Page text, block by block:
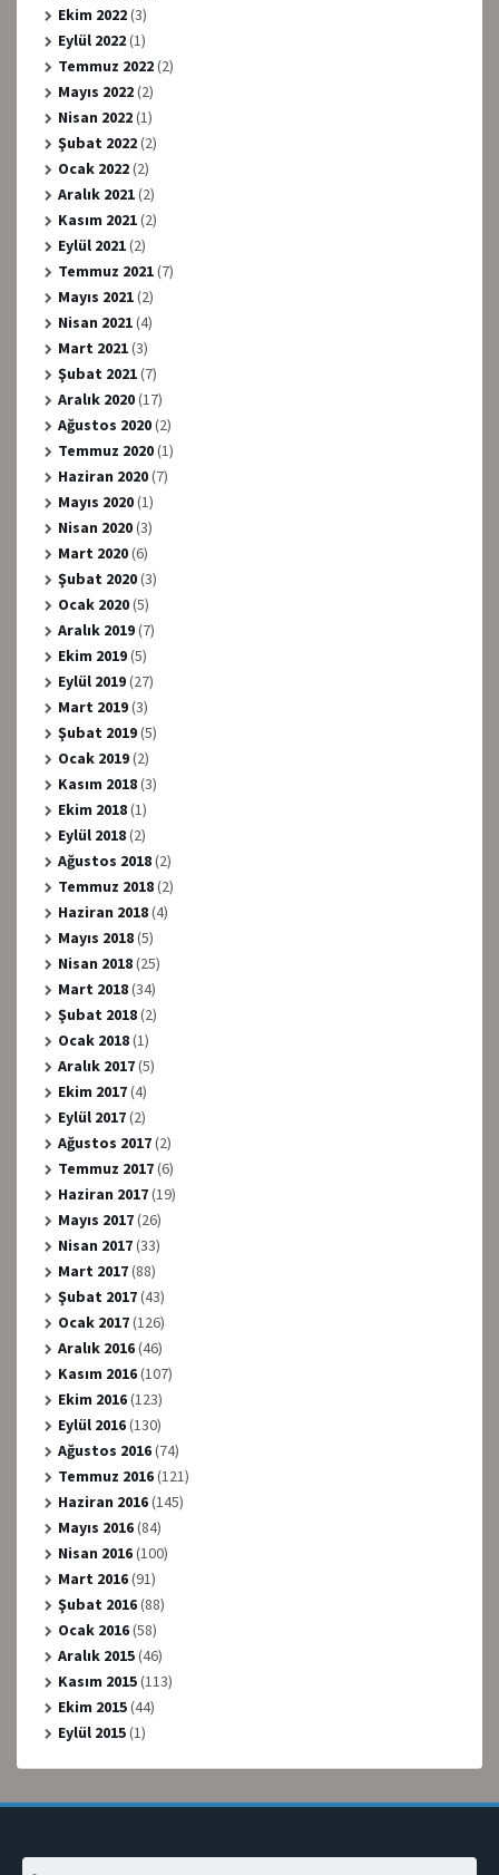
Ekim 2022(3)
Eylül 2022(1)
Temmuz 2022(2)
Mayıs 2022(2)
Nisan 2022(1)
Şubat 2022(2)
Ocak 2022(2)
Aralık 2021(2)
Kasım 2021(2)
Eylül 2021(2)
Temmuz 2021(7)
Mayıs 2021(2)
Nisan 2021(4)
Mart 2021(3)
Şubat 2021(7)
Aralık 2020(17)
Ağustos 2020(2)
Temmuz 2020(1)
Haziran 2020(7)
Mayıs 2020(1)
Nisan 2020(3)
Mart 2020(6)
Şubat 2020(3)
Ocak 2020(5)
Aralık 2019(7)
Ekim 2019(5)
Eylül 2019(27)
Mart 2019(3)
Şubat 2019(5)
Ocak 2019(2)
Kasım 2018(3)
Ekim 2018(1)
Eylül 2018(2)
Ağustos 2018(2)
Temmuz 2018(2)
Haziran 2018(4)
Mayıs 2018(5)
Nisan 2018(25)
Mart 2018(34)
Şubat 2018(2)
Ocak 2018(1)
Aralık 2017(5)
Ekim 2017(4)
Eylül 2017(2)
Ağustos 2017(2)
Temmuz 2017(6)
Haziran 2017(19)
Mayıs 2017(26)
Nisan 2017(33)
Mart 2017(88)
Şubat 2017(43)
Ocak 2017(126)
Aralık 2016(46)
Kasım 2016(107)
Ekim 2016(123)
Eylül 2016(130)
Ağustos 2016(74)
Temmuz 2016(121)
Haziran 2016(145)
Mayıs 2016(84)
Nisan 2016(100)
Mart 2016(91)
Şubat 2016(88)
Ocak 2016(58)
Aralık 2015(46)
Kasım 2015(113)
Ekim 2015(44)
Eylül 2015(1)